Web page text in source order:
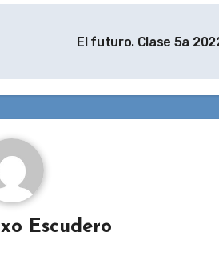
El futuro. Clase 5a
Escudero